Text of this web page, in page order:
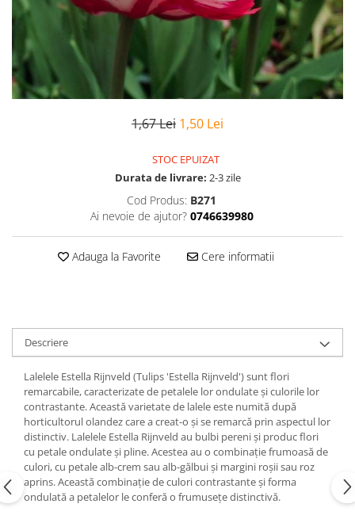
1,67 Lei 1,50 Lei
STOC EPUIZAT
Durata de livrare: 2-3 zile
Cod Produs: B271
Ai nevoie de ajutor? 0746639980
Adauga la Favorite Cere informatii
Descriere
Lalelele Estella Rijnveld (Tulips 'Estella Rijnveld') sunt flori
remarcabile, caracterizate de petalele lor ondulate și culorile lor
contrastante. Această varietate de lalele este numită după
horticultorul olandez care a creat-o și se remarcă prin aspectul lor
distinctiv. Lalelele Estella Rijnveld au bulbi pereni și produc flori
cu petale ondulate și pline. Acestea au o combinație frumoasă de
culori, cu petale alb-crem sau alb-gălbui și margini roșii sau roz
aprins. Această combinație de culori contrastante și forma
ondulată a petalelor le conferă o frumusețe distinctivă.